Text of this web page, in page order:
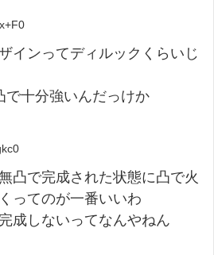
インってディルックくらいじ
で十分強いんだっけか
凸で完成された状態に凸で火
ってのが一番いいわ
成しないってなんやねん